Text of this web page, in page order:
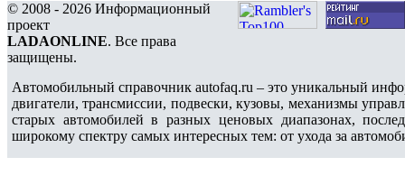
© 2008 - 2026 Информационный
проект
LADAONLINE. Все права
защищены.
Автомобильный справочник autofaq.ru – это уникальный
двигатели, трансмиссии, подвески, кузовы, механизмы
старых автомобилей в разных ценовых диапазонах,
широкому спектру самых интересных тем: от ухода за